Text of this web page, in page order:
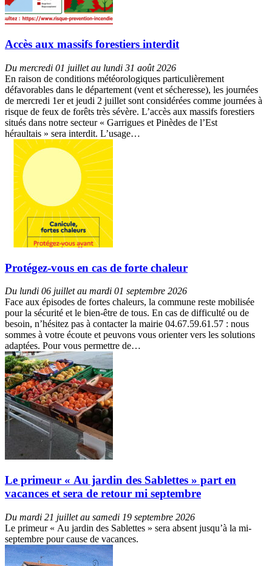
Accès aux massifs forestiers interdit
Du mercredi 01 juillet au lundi 31 août 2026
En raison de conditions météorologiques particulièrement
défavorables dans le département (vent et sécheresse), les journées
de mercredi 1er et jeudi 2 juillet sont considérées comme journées à
risque de feux de forêts très sévère. L’accès aux massifs forestiers
situés dans notre secteur « Garrigues et Pinèdes de l’Est
héraultais » sera interdit. L’usage…
Protégez-vous en cas de forte chaleur
Du lundi 06 juillet au mardi 01 septembre 2026
Face aux épisodes de fortes chaleurs, la commune reste mobilisée
pour la sécurité et le bien-être de tous. En cas de difficulté ou de
besoin, n’hésitez pas à contacter la mairie 04.67.59.61.57 : nous
sommes à votre écoute et peuvons vous orienter vers les solutions
adaptées. Pour vous permettre de…
Le primeur « Au jardin des Sablettes » part en
vacances et sera de retour mi septembre
Du mardi 21 juillet au samedi 19 septembre 2026
Le primeur « Au jardin des Sablettes » sera absent jusqu’à la mi-
septembre pour cause de vacances.